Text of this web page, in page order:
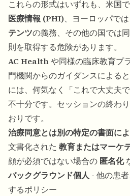
これらの形式はいずれも、米国
医療情報 (PHI)、ヨーロッパでは
テンツの義務、その他の国では
則を取得する危険があります。
AC Healthや同様の臨床教育プ
門機関からのガイダンスによる
には、何気なく「これで大丈夫
不十分です。セッションの終わ
おりです。
治療同意とは別の特定の書面に
文書化された 教育またはマーケ
顔が必須ではない場合の 匿名化
バックグラウンド個人 - 他の患
するポリシー